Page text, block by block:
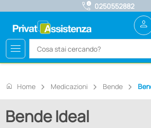
call_quality 0250552882
menu
person
home Home Medicazioni Bende
Bende Ideal